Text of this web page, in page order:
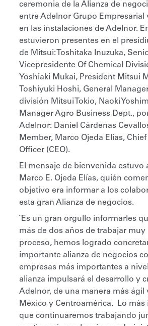
ceremonia de la Alianza de
entre Adelnor Grupo Empresarial
en las instalaciones de Adelnor.
estuvieron presentes en el
de Mitsui: Toshitaka Inuzuka,
Vicepresidente Of Chemical
Yoshiaki Mukai, President Mitsui
Toshiyuki Hoshi, General
división Mitsui Tokio, Naoki
Manager Agro Business Dept.,
Adelnor: Daniel Cárdenas
Member, Marco Ojeda Elías,
Officer (CEO).
El mensaje de bienvenida estuvo
Marco E. Ojeda Elías, quién
objetivo era informar a los
esta gran Alianza de negocios.
¨Es un gran orgullo informarles
más de dos años de trabajar muy
proceso, hemos logrado
importante alianza de negocios
empresas más importantes a
alianza impulsará el desarrollo y
Adelnor, de una manera más ágil
México y Centroamérica.
Lo más
que continuaremos trabajando